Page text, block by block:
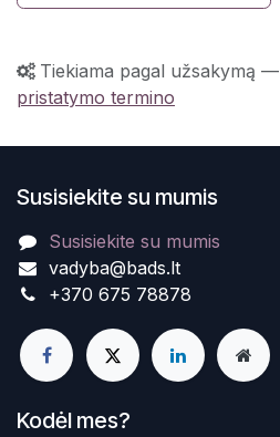
Tiekiama pagal užsakymą —
pristatymo termino
Susisiekite su mumis
Susisiekite su mumis
vadyba@bads.lt
+370 675 78878
Kodėl mes?